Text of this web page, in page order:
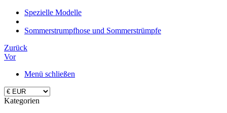
Spezielle Modelle
Sommerstrumpfhose und Sommerstrümpfe
Zurück
Vor
Menü schließen
Kategorien